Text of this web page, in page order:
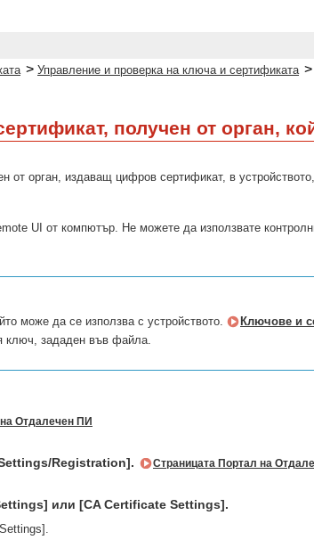
> Управление и проверка на ключа и сертификата >
получен от орган,
от орган, издаващ цифров сертификат, в
UI от компютър. Не можете да използвате
може да се използва с устройството.
Ключове и
ключ, зададен във файла.
Отдалечен ПИ
Registration]. Страницата Портал на
или [CA Certificate Settings].